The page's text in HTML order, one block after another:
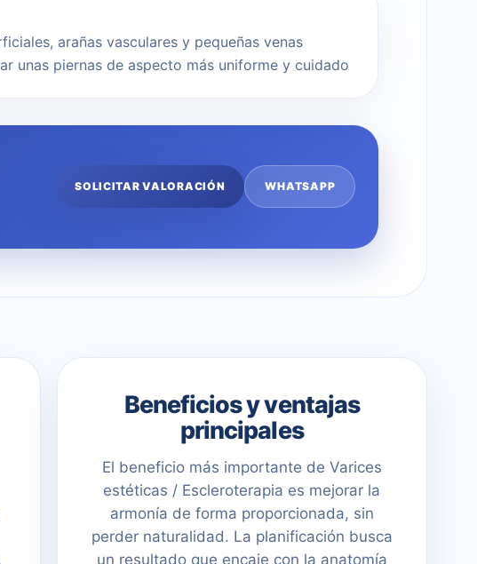
arañas vasculares y pequeñas venas
unas piernas de aspecto más uniforme y cuidado
SOLICITAR VALORACIÓN WHATSAPP
Beneficios y ventajas
principales
El beneficio más importante de Varices
estéticas / Escleroterapia es mejorar la
armonía de forma proporcionada, sin
perder naturalidad. La planificación busca
un resultado que encaje con la anatomía